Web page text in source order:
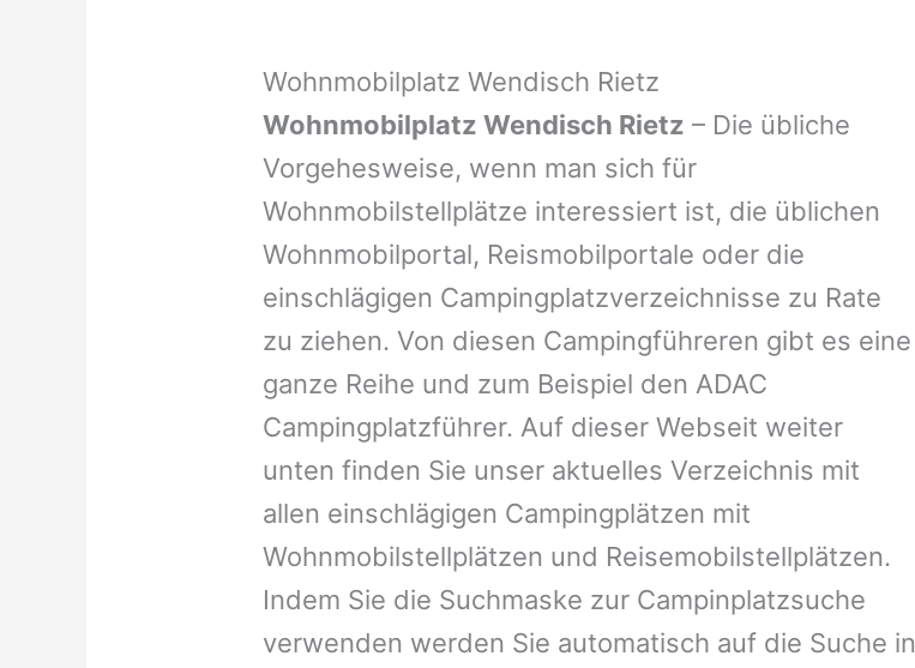
Wohnmobilplatz Wendisch Rietz
Wohnmobilplatz Wendisch Rietz – Die übliche
Vorgehesweise, wenn man sich für
Wohnmobilstellplätze interessiert ist, die üblichen
Wohnmobilportal, Reismobilportale oder die
einschlägigen Campingplatzverzeichnisse zu Rate
zu ziehen. Von diesen Campingführeren gibt es eine
ganze Reihe und zum Beispiel den ADAC
Campingplatzführer. Auf dieser Webseit weiter
unten finden Sie unser aktuelles Verzeichnis mit
allen einschlägigen Campingplätzen mit
Wohnmobilstellplätzen und Reisemobilstellplätzen.
Indem Sie die Suchmaske zur Campinplatzsuche
verwenden werden Sie automatisch auf die Suche in